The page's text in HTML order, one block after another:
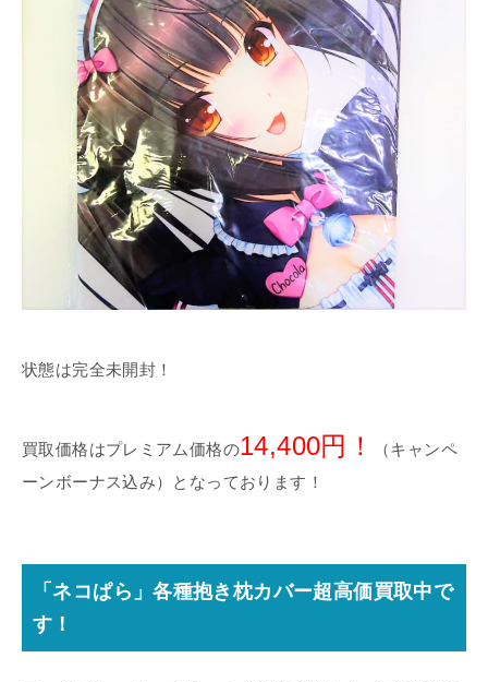
状態は完全未開封！
買取価格はプレミアム価格の14,400円！
（キャンペ
ーンボーナス込み）となっております！
「ネコぱら」各種抱き枕カバー超高価買取中で
す！